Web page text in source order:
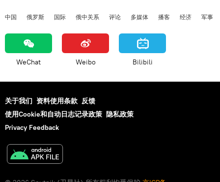
中国 俄罗斯 国际 俄中关系 评论 多媒体 播客 经济 军事
WeChat Weibo Bilibili
关于我们 资料使用条款 反馈
使用Cookie和自动日志记录政策 隐私政策
Privacy Feedback